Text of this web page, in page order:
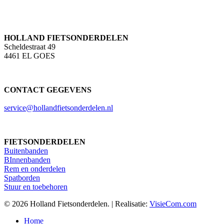
HOLLAND FIETSONDERDELEN
Scheldestraat 49
4461 EL GOES
CONTACT GEGEVENS
service@hollandfietsonderdelen.nl
FIETSONDERDELEN
Buitenbanden
BInnenbanden
Rem en onderdelen
Spatborden
Stuur en toebehoren
© 2026 Holland Fietsonderdelen. | Realisatie: VisieCom.com
Close
Home